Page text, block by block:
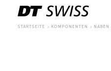
STARTSEITE KOMPONENTEN NABEN